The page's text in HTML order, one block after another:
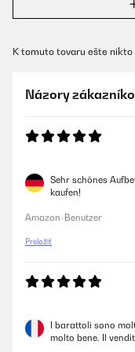
K tomuto tovaru ešte nikto
Názory
Sehr schönes
kaufen!
Amazon-Benutzer
Preložiť
I barattoli sono
molto bene. Il